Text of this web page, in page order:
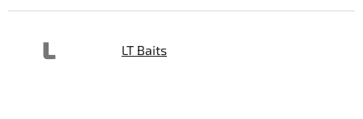
L LT Baits